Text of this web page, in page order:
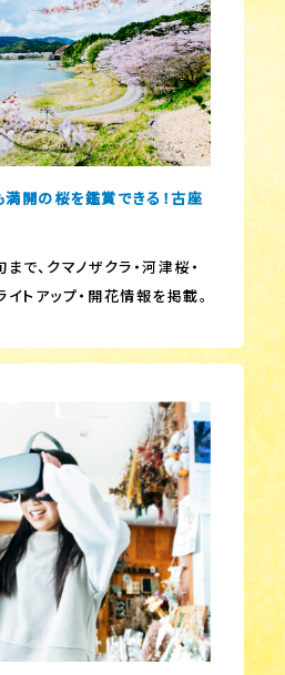
開の桜を鑑賞できる！古座
で、クマノザクラ・河津桜・
トアップ・開花情報を掲載。